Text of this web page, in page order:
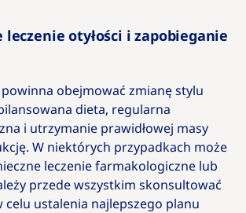
leczenie otyłości i zapobieganie
powinna obejmować zmianę stylu
dieta, regularna
i utrzymanie prawidłowej masy
W niektórych przypadkach może
leczenie farmakologiczne lub
przede wszystkim skonsultować
celu ustalenia najlepszego planu